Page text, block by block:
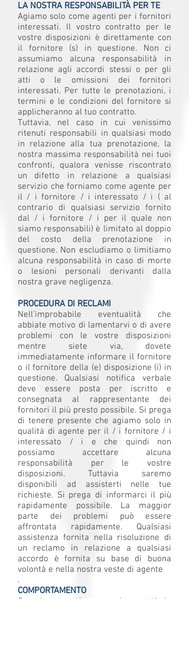
LA NOSTRA RESPONSABILITÀ PER TE
Agiamo solo come agenti per i fornitori
interessati. Il vostro contratto per le
vostre disposizioni è direttamente con
il fornitore (s) in questione. Non ci
assumiamo alcuna responsabilità in
relazione agli accordi stessi o per gli
atti o le omissioni dei fornitori
interessati. Per tutte le prenotazioni, i
termini e le condizioni del fornitore si
applicheranno al tuo contratto.
Tuttavia, nel caso in cui venissimo
ritenuti responsabili in qualsiasi modo
in relazione alla tua prenotazione, la
nostra massima responsabilità nei tuoi
confronti, qualora venisse riscontrato
un difetto in relazione a qualsiasi
servizio che forniamo come agente per
il / i fornitore / i interessato / i ( al
contrario di qualsiasi servizio fornito
dal / i fornitore / i per il quale non
siamo responsabili) è limitato al doppio
del costo della prenotazione in
questione. Non escludiamo o limitiamo
alcuna responsabilità in caso di morte
o lesioni personali derivanti dalla
nostra grave negligenza.
PROCEDURA DI RECLAMI
Nell'improbabile eventualità che
abbiate motivo di lamentarvi o di avere
problemi con le vostre disposizioni
mentre siete via, dovete
immediatamente informare il fornitore
o il fornitore della (e) disposizione (i) in
questione. Qualsiasi notifica verbale
deve essere posta per iscritto e
consegnata al rappresentante dei
fornitori il più presto possibile. Si prega
di tenere presente che agiamo solo in
qualità di agente per il / i fornitore / i
interessato / i e che quindi non
possiamo accettare alcuna
responsabilità per le vostre
disposizioni. Tuttavia saremo
disponibili ad assisterti nelle tue
richieste. Si prega di informarci il più
rapidamente possibile. La maggior
parte dei problemi può essere
affrontata rapidamente. Qualsiasi
assistenza fornita nella risoluzione di
un reclamo in relazione a qualsiasi
accordo è fornita su base di buona
volontà e nella nostra veste di agente
.
COMPORTAMENTO
Quando prenoti con noi, accetti la